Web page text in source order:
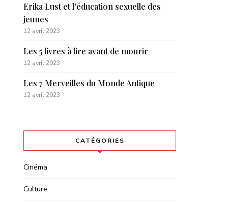
Erika Lust et l’éducation sexuelle des
jeunes
12 avril 2023
Les 5 livres à lire avant de mourir
12 avril 2023
Les 7 Merveilles du Monde Antique
12 avril 2023
CATÉGORIES
Cinéma
Culture